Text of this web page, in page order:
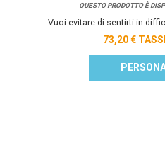
QUESTO PRODOTTO È
Vuoi evitare di sentirti in
73,20 €